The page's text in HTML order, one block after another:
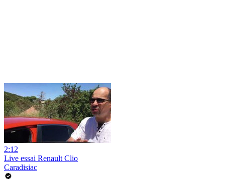
2:12
Live essai Renault Clio
Caradisiac